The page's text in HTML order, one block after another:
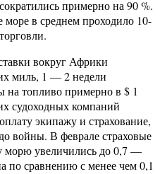
примерно на 90 %.
море в среднем проходило 10-
вокруг Африки
миль, 1 — 2 недели
на топливо примерно в $ 1
судоходных компаний
экипажу и страхование,
войны. В феврале страховые
морю увеличились до 0,7 —
по сравнению с менее чем 0,1